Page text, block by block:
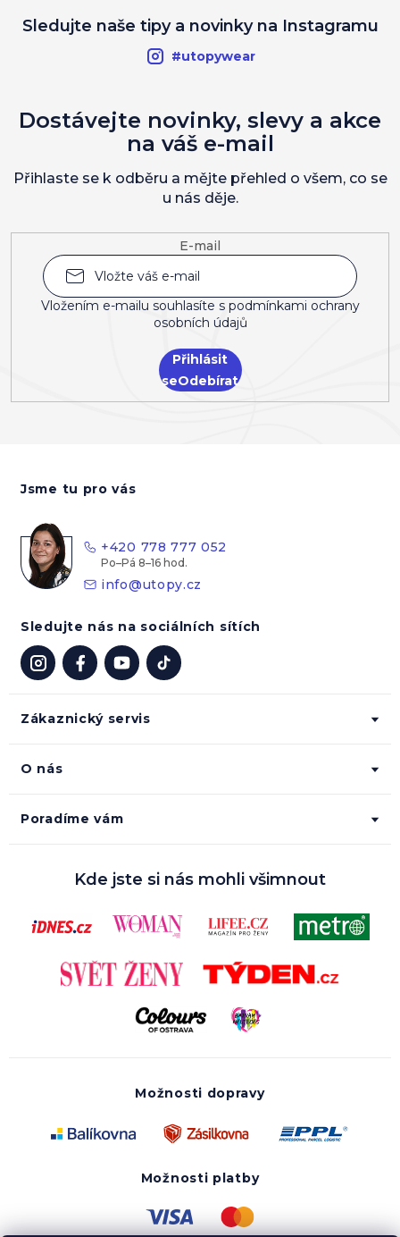
Sledujte naše tipy a novinky na Instagramu
#utopywear
E-mail
Vložením e-mailu souhlasíte s podmínkami ochrany
osobních údajů
Přihlásit
se
Dostávejte novinky, slevy a akce
na váš e-mail
Přihlaste se k odběru a mějte přehled o všem, co se
u nás děje.
Zákaznický servis
O nás
Poradíme vám
Jsme tu pro vás
+420 778 777 052
info@utopy.cz
Sledujte nás na sociálních sítích
Kde jste si nás mohli všimnout
Možnosti dopravy
Možnosti platby